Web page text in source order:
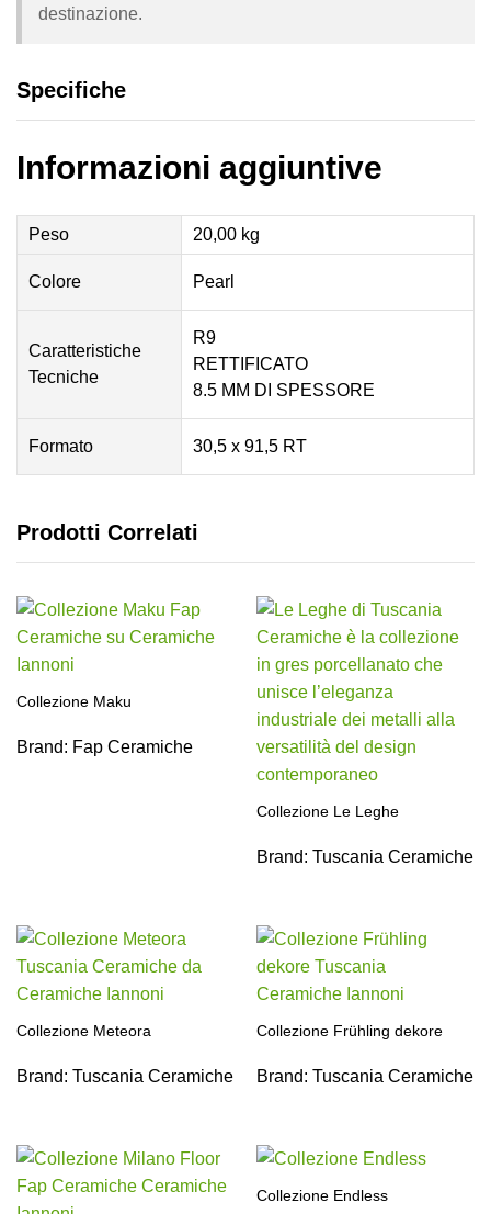
destinazione.
Specifiche
Informazioni aggiuntive
Peso 20,00 kg
Colore Pearl
Caratteristiche
Tecniche
R9
RETTIFICATO
8.5 MM DI SPESSORE
Formato 30,5 x 91,5 RT
Prodotti Correlati
Collezione Maku
Brand: Fap Ceramiche
Collezione Le Leghe
Brand: Tuscania Ceramiche
Collezione Meteora
Brand: Tuscania Ceramiche
Collezione Frühling dekore
Brand: Tuscania Ceramiche
Collezione Endless